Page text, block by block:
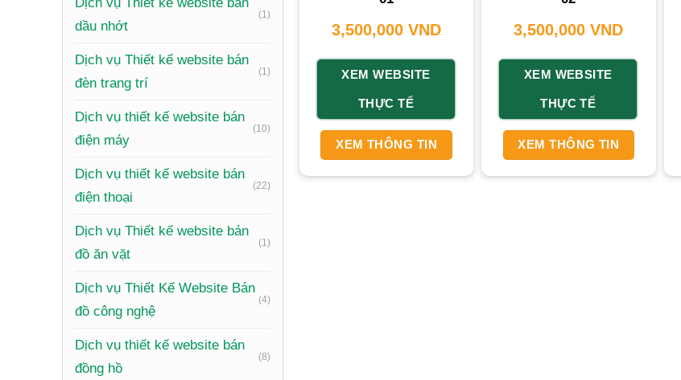
dầu nhớt
(1)
Dịch vụ Thiết kế website bán
đèn trang trí
(1)
Dịch vụ thiết kế website bán
điện máy
(10)
Dịch vụ thiết kế website bán
điện thoại
(22)
Dịch vụ Thiết kế website bán
đồ ăn vặt
(1)
Dịch vụ Thiết Kế Website Bán
đồ công nghệ
(4)
Dịch vụ thiết kế website bán
đồng hồ
(8)
3,500,000VND
XEM WEBSITE
THỰC TẾ
XEM THÔNG TIN
3,500,000VND
XEM WEBSITE
THỰC TẾ
XEM THÔNG TIN